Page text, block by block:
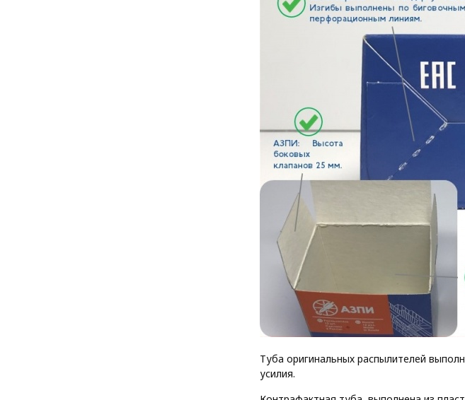
Туба оригинальных распылителей
усилия.